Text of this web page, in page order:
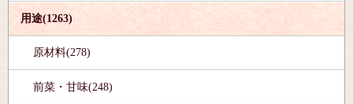
用途(1263)
原材料(278)
前菜・甘味(248)